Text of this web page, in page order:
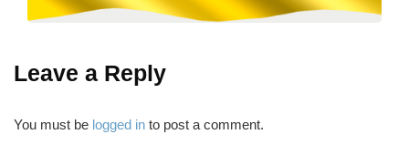
Leave a Reply
You must be logged in to post a comment.